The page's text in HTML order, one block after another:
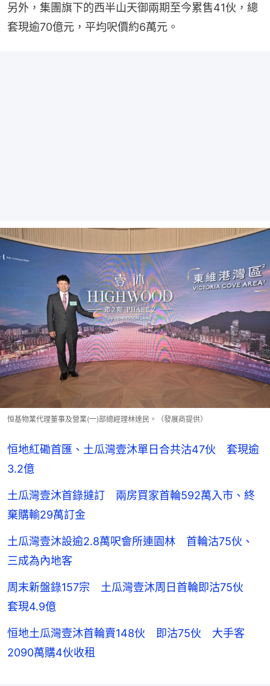
另外，集團旗下的西半山天御兩期至今累售41伙，總
套現逾70億元，平均呎價約6萬元。
恒基物業代理董事及營業(一)部總經理林達民。（發展商提供）
恒地紅磡首匯、土瓜灣壹沐單日合共沽47伙 套現逾
3.2億
土瓜灣壹沐首錄撻訂 兩房買家首輪592萬入市、終
棄購輸29萬訂金
土瓜灣壹沐設逾2.8萬呎會所連園林 首輪沽75伙、
三成為內地客
周末新盤錄157宗 土瓜灣壹沐周日首輪即沽75伙
套現4.9億
恒地土瓜灣壹沐首輪賣148伙 即沽75伙 大手客
2090萬購4伙收租